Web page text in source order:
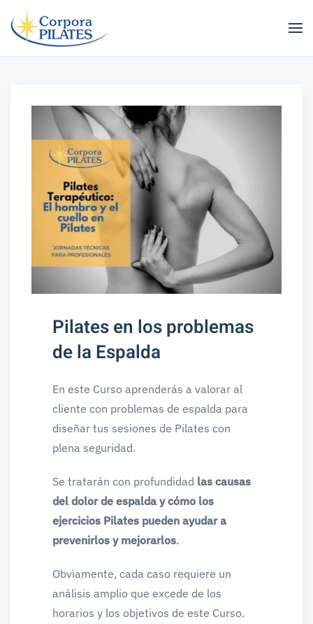
Ir al contenido principal
Pilates en los problemas
de la Espalda
En este Curso aprenderás a valorar al
cliente con problemas de espalda para
diseñar tus sesiones de Pilates con
plena seguridad.
Se tratarán con profundidad las causas
del dolor de espalda y cómo los
ejercicios Pilates pueden ayudar a
prevenirlos y mejorarlos.
Obviamente, cada caso requiere un
análisis amplio que excede de los
horarios y los objetivos de este Curso.